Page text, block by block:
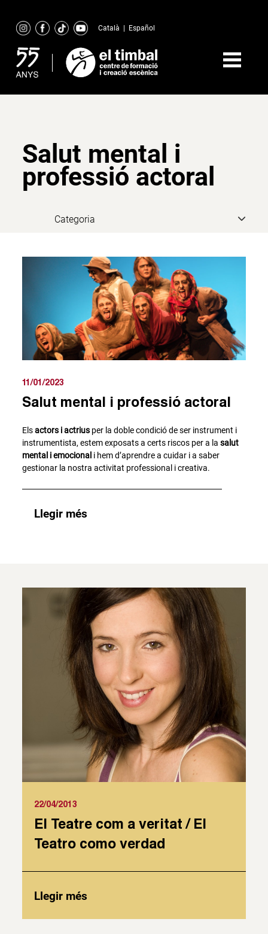
content
Català Español
Salut mental i
professió actoral
11/01/2023
Salut mental i professió actoral
Elsactors i actrius per la doble condició de ser instrument i
instrumentista, estem exposats a certs riscos per a lasalut
mental i emocional i hem d’aprendre a cuidar i a saber
gestionar la nostra activitat professional i creativa.
Llegir més
22/04/2013
El Teatre com a veritat / El
Teatro como verdad
Llegir més